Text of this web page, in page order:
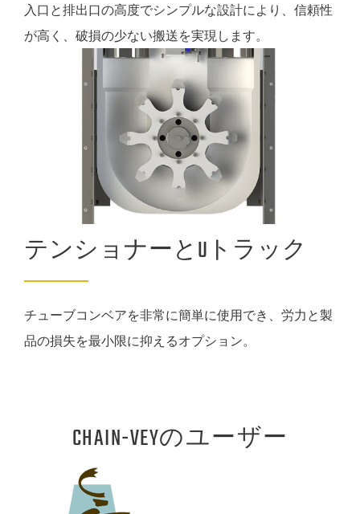
入口と排出口の高度でシンプルな設計により、信頼性
が高く、破損の少ない搬送を実現します。
テンショナーとUトラック
チューブコンベアを非常に簡単に使用でき、労力と製
品の損失を最小限に抑えるオプション。
CHAIN-VEYのユーザー